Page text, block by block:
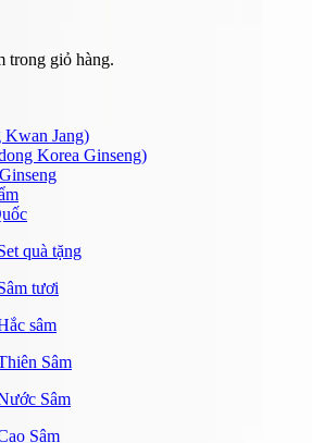
trong giỏ hàng.
Jang)
Korea Ginseng)
quà tặng
tươi
sâm
Sâm
Sâm
Sâm